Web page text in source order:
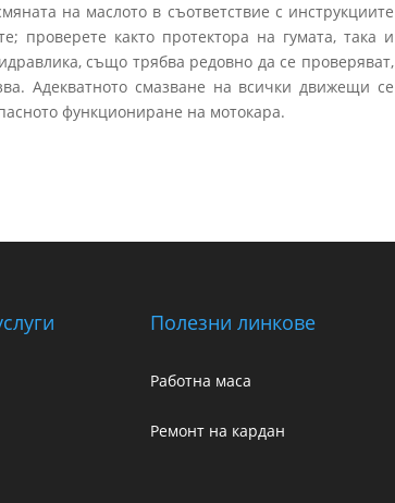
на маслото в съответствие с инструкциите
проверете както протектора на гумата, така и
също трябва редовно да се проверяват,
Адекватното смазване на всички движещи се
функциониране на мотокара.
Полезни линкове
Работна маса
Ремонт на кардан